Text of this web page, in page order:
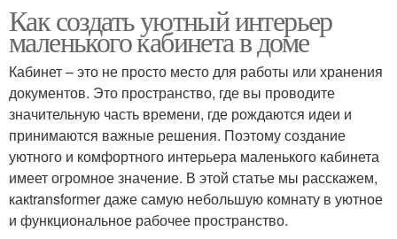
Как создать уютный интерьер
маленького кабинета в доме
Кабинет – это не просто место для работы или хранения
документов. Это пространство, где вы проводите
значительную часть времени, где рождаются идеи и
принимаются важные решения. Поэтому создание
уютного и комфортного интерьера маленького кабинета
имеет огромное значение. В этой статье мы расскажем,
какtransformer даже самую небольшую комнату в уютное
и функциональное рабочее пространство.